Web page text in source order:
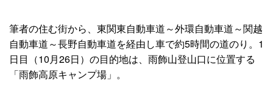
筆者の住む街から、東関東自動車道～外環自動車道～関越
自動車道～長野自動車道を経由し車で約5時間の道のり。1
日目（10月26日）の目的地は、雨飾山登山口に位置する
「雨飾高原キャンプ場」。